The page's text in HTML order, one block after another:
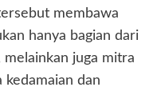
membawa
hanya bagian dari
juga mitra
kedamaian dan